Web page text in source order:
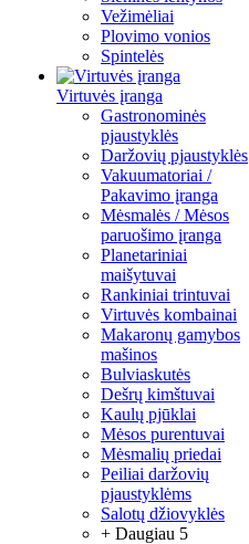
Vežimėliai
Plovimo vonios
Spintelės
Virtuvės įranga
Gastronominės
pjaustyklės
Daržovių pjaustyklės
Vakuumatoriai /
Pakavimo įranga
Mėsmalės / Mėsos
paruošimo įranga
Planetariniai
maišytuvai
Rankiniai trintuvai
Virtuvės kombainai
Makaronų gamybos
mašinos
Bulviaskutės
Dešrų kimštuvai
Kaulų pjūklai
Mėsos purentuvai
Mėsmalių priedai
Peiliai daržovių
pjaustyklėms
Salotų džiovyklės
+ Daugiau 5